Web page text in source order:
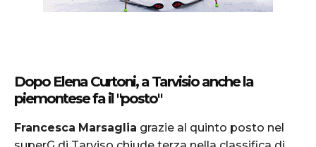
Dopo Elena Curtoni, a Tarvisio anche la
piemontese fa il "posto"
Francesca Marsaglia grazie al quinto posto nel